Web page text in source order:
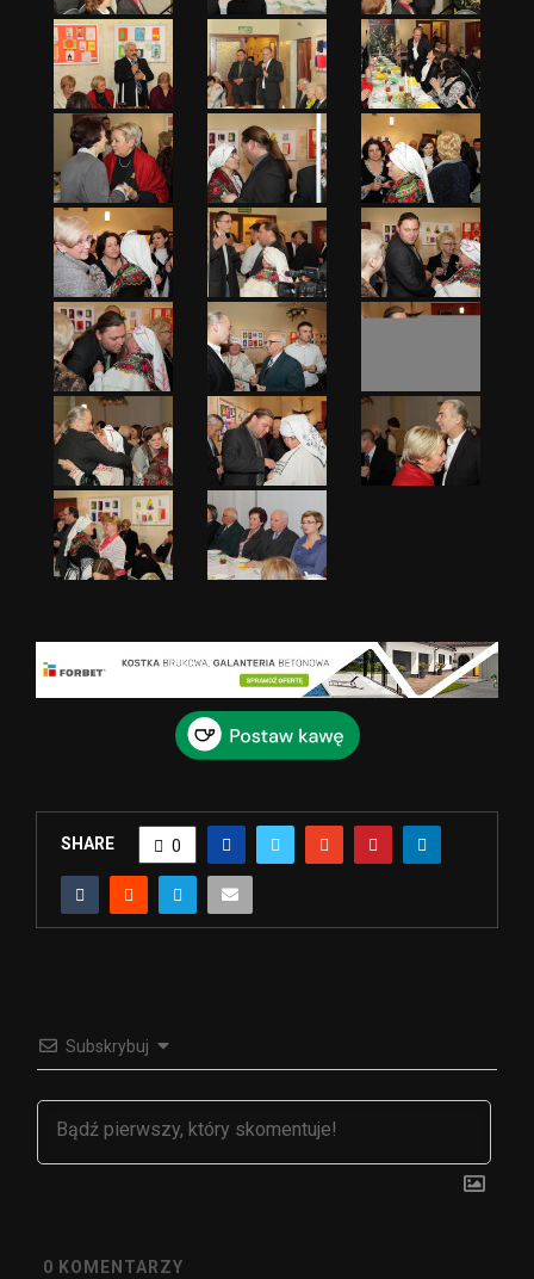
SHARE 0
Subskrybuj
0 KOMENTARZY